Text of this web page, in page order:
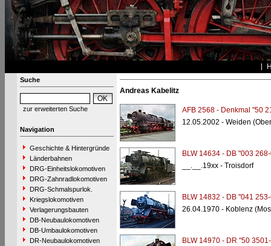
Suche
zur erweiterten Suche
Navigation
Geschichte & Hintergründe
Länderbahnen
DRG-Einheitslokomotiven
DRG-Zahnradlokomotiven
DRG-Schmalspurlok.
Kriegslokomotiven
Verlagerungsbauten
DB-Neubaulokomotiven
DB-Umbaulokomotiven
DR-Neubaulokomotiven
Andreas Kabelitz
AFB 2568 - Denkmal "50
12.05.2002 - Weiden
BLW 14634 - DB "003
__.__.19xx - Troisdorf
BLW 14832 - DB "041
26.04.1970 - Koblenz
BLW 14970 - DR "50